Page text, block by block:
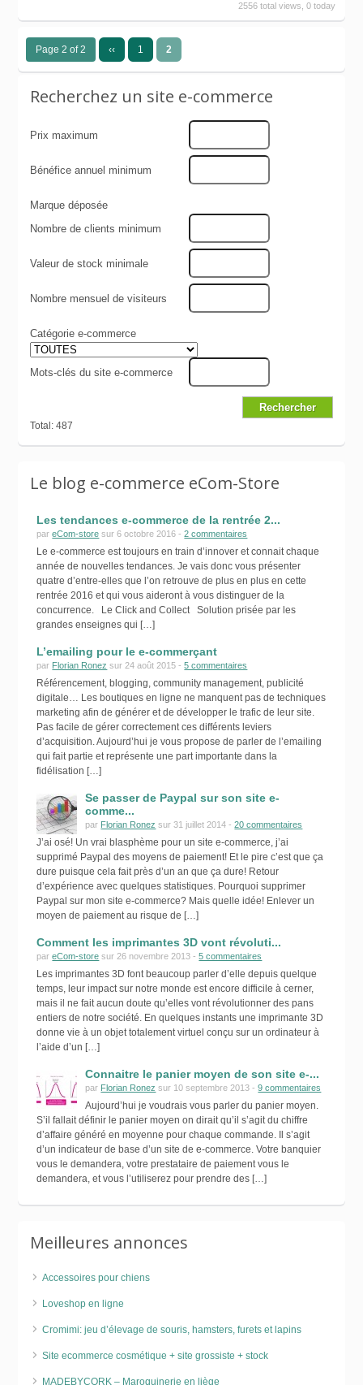
2556 total views, 0 today
Page 2 of 2 ‹‹ 1 2
Recherchez un site e-commerce
Prix maximum
Bénéfice annuel minimum
Marque déposée
Nombre de clients minimum
Valeur de stock minimale
Nombre mensuel de visiteurs
Catégorie e-commerce
Mots-clés du site e-commerce
Total: 487
Le blog e-commerce eCom-Store
Les tendances e-commerce de la rentrée 2...
pareCom-store sur 6 octobre 2016 -2 commentaires
Le e-commerce est toujours en train d’innover et connait chaque
année de nouvelles tendances. Je vais donc vous présenter
quatre d’entre-elles que l’on retrouve de plus en plus en cette
rentrée 2016 et qui vous aideront à vous distinguer de la
concurrence. Le Click and Collect Solution prisée par les
grandes enseignes qui […]
L’emailing pour le e-commerçant
par Florian Ronez sur 24 août 2015 -5 commentaires
Référencement, blogging, community management, publicité
digitale… Les boutiques en ligne ne manquent pas de techniques
marketing afin de générer et de développer le trafic de leur site.
Pas facile de gérer correctement ces différents leviers
d’acquisition. Aujourd’hui je vous propose de parler de l’emailing
qui fait partie et représente une part importante dans la
fidélisation […]
Se passer de Paypal sur son site e-
comme...
par Florian Ronez sur 31 juillet 2014 -20 commentaires
J’ai osé! Un vrai blasphème pour un site e-commerce, j’ai
supprimé Paypal des moyens de paiement! Et le pire c’est que ça
dure puisque cela fait près d’un an que ça dure! Retour
d’expérience avec quelques statistiques. Pourquoi supprimer
Paypal sur mon site e-commerce? Mais quelle idée! Enlever un
moyen de paiement au risque de […]
Comment les imprimantes 3D vont révoluti...
pareCom-store sur 26 novembre 2013 -5 commentaires
Les imprimantes 3D font beaucoup parler d’elle depuis quelque
temps, leur impact sur notre monde est encore difficile à cerner,
mais il ne fait aucun doute qu’elles vont révolutionner des pans
entiers de notre société. En quelques instants une imprimante 3D
donne vie à un objet totalement virtuel conçu sur un ordinateur à
l’aide d’un […]
Connaitre le panier moyen de son site e-...
par Florian Ronez sur 10 septembre 2013 -9 commentaires
Aujourd’hui je voudrais vous parler du panier moyen.
S’il fallait définir le panier moyen on dirait qu’il s’agit du chiffre
d’affaire généré en moyenne pour chaque commande. Il s’agit
d’un indicateur de base d’un site de e-commerce. Votre banquier
vous le demandera, votre prestataire de paiement vous le
demandera, et vous l’utiliserez pour prendre des […]
Meilleures annonces
Accessoires pour chiens
Loveshop en ligne
Cromimi: jeu d’élevage de souris, hamsters, furets et lapins
Site ecommerce cosmétique + site grossiste + stock
MADEBYCORK – Maroquinerie en liège